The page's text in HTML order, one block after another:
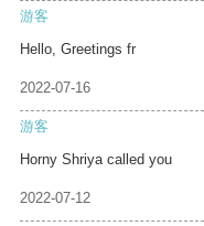
游客
Hello, Greetings fr
2022-07-16
游客
Horny Shriya called you
2022-07-12